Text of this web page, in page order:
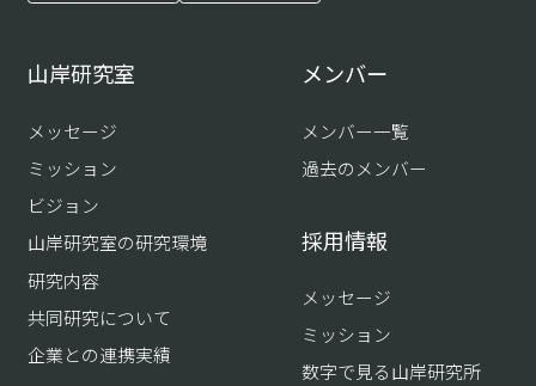
山岸研究室
メッセージ
ミッション
ビジョン
山岸研究室の研究環境
研究内容
共同研究について
企業との連携実績
メンバー
メンバー一覧
過去のメンバー
採用情報
メッセージ
ミッション
数字で見る山岸研究所